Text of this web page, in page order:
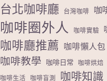
台北咖啡廳 台灣咖啡 咖
咖啡圈外人 咖啡實驗
咖啡廳推薦 咖啡懶人包
咖啡教學 咖啡日常 咖啡烘焙
咖啡生活 咖啡盲測 咖啡知識